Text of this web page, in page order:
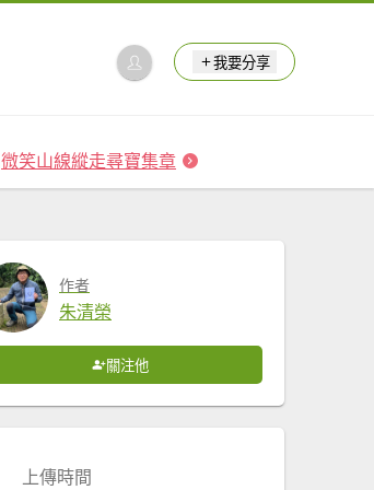
我要分享
微笑山線縱走尋寶集章
作者
朱清榮
關注他
上傳時間